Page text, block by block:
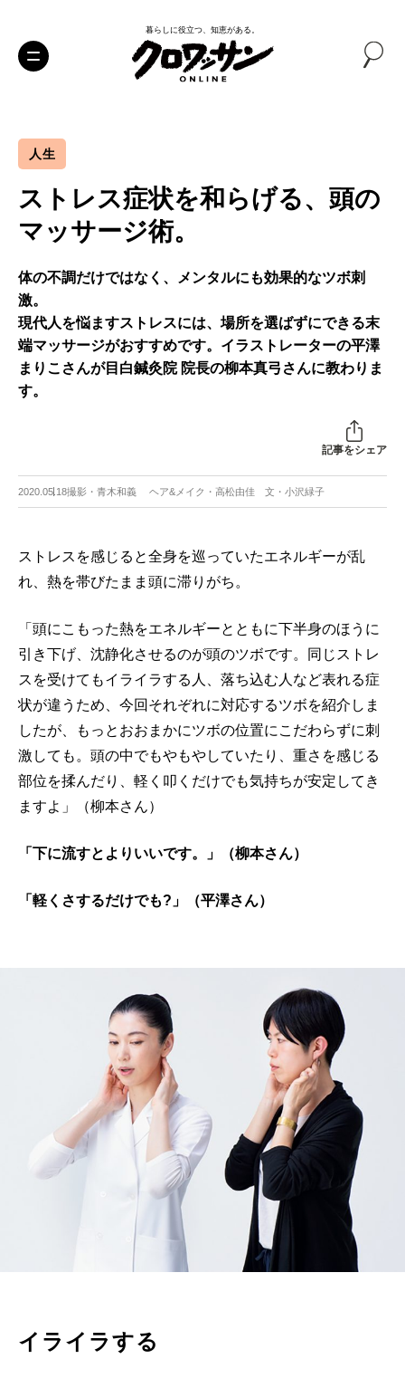
暮らしに役立つ、知恵がある。
人生
ストレス症状を和らげる、頭の
マッサージ術。
体の不調だけではなく、メンタルにも効果的なツボ刺
激。
現代人を悩ますストレスには、場所を選ばずにできる末
端マッサージがおすすめです。イラストレーターの平澤
まりこさんが目白鍼灸院 院長の柳本真弓さんに教わりま
す。
記事をシェア
2020.05.18撮影・青木和義 ヘア&メイク・高松由佳 文・小沢緑子
ストレスを感じると全身を巡っていたエネルギーが乱
れ、熱を帯びたまま頭に滞りがち。
「頭にこもった熱をエネルギーとともに下半身のほうに
引き下げ、沈静化させるのが頭のツボです。同じストレ
スを受けてもイライラする人、落ち込む人など表れる症
状が違うため、今回それぞれに対応するツボを紹介しま
したが、もっとおおまかにツボの位置にこだわらずに刺
激しても。頭の中でもやもやしていたり、重さを感じる
部位を揉んだり、軽く叩くだけでも気持ちが安定してき
ますよ」（柳本さん）
「下に流すとよりいいです。」（柳本さん）
「軽くさするだけでも?」（平澤さん）
イライラする